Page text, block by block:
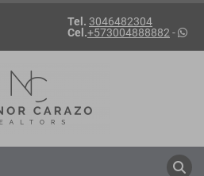
Tel. 3046482304
Cel.+573004888882 -